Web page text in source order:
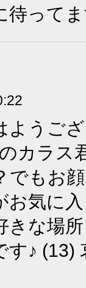
待って
ようご
カラス
でもお
お気に
きな場
♪ (13)